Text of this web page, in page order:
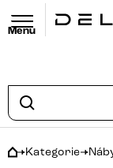
Menu
Kategorie